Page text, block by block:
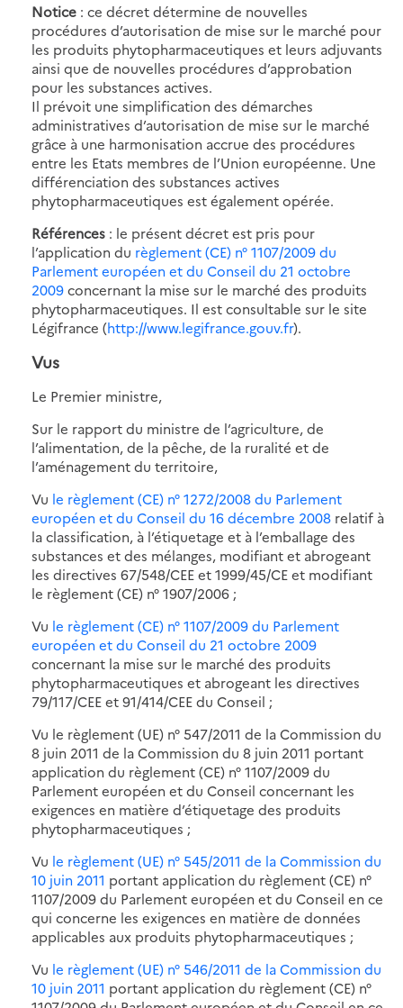
Notice : ce décret détermine de nouvelles
procédures d’autorisation de mise sur le marché pour
les produits phytopharmaceutiques et leurs adjuvants
ainsi que de nouvelles procédures d’approbation
pour les substances actives.
Il prévoit une simplification des démarches
administratives d’autorisation de mise sur le marché
grâce à une harmonisation accrue des procédures
entre les Etats membres de l’Union européenne. Une
différenciation des substances actives
phytopharmaceutiques est également opérée.
Références : le présent décret est pris pour
l’application du règlement (CE) n° 1107/2009 du
Parlement européen et du Conseil du 21 octobre
2009concernant la mise sur le marché des produits
phytopharmaceutiques. Il est consultable sur le site
Légifrance (http://www.legifrance.gouv.fr).
Vus
Le Premier ministre,
Sur le rapport du ministre de l’agriculture, de
l’alimentation, de la pêche, de la ruralité et de
l’aménagement du territoire,
Vu le règlement (CE) n° 1272/2008 du Parlement
européen et du Conseil du 16 décembre 2008 relatif à
la classification, à l’étiquetage et à l’emballage des
substances et des mélanges, modifiant et abrogeant
les directives 67/548/CEE et 1999/45/CE et modifiant
le règlement (CE) n° 1907/2006 ;
Vu le règlement (CE) n° 1107/2009 du Parlement
européen et du Conseil du 21 octobre 2009
concernant la mise sur le marché des produits
phytopharmaceutiques et abrogeant les directives
79/117/CEE et 91/414/CEE du Conseil ;
Vu le règlement (UE) n° 547/2011 de la Commission du
8 juin 2011 de la Commission du 8 juin 2011 portant
application du règlement (CE) n° 1107/2009 du
Parlement européen et du Conseil concernant les
exigences en matière d’étiquetage des produits
phytopharmaceutiques ;
Vu le règlement (UE) n° 545/2011 de la Commission du
10 juin 2011 portant application du règlement (CE) n°
1107/2009 du Parlement européen et du Conseil en ce
qui concerne les exigences en matière de données
applicables aux produits phytopharmaceutiques ;
Vu le règlement (UE) n° 546/2011 de la Commission du
10 juin 2011 portant application du règlement (CE) n°